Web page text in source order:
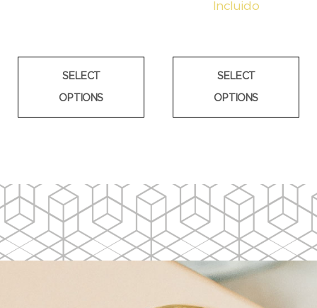
SELECT
OPTIONS
Incluido
SELECT
OPTIONS